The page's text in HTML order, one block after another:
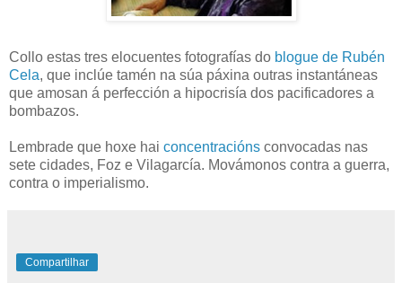
Collo estas tres elocuentes fotografías do blogue de Rubén
Cela, que inclúe tamén na súa páxina outras instantáneas
que amosan á perfección a hipocrisía dos pacificadores a
bombazos.
Lembrade que hoxe hai concentracións convocadas nas
sete cidades, Foz e Vilagarcía. Movámonos contra a guerra,
contra o imperialismo.
Compartilhar